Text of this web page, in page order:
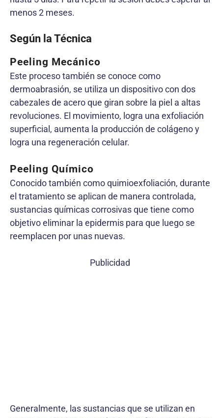
menos 2 meses.
Según la Técnica
Peeling Mecánico
Este proceso también se conoce como
dermoabrasión, se utiliza un dispositivo con dos
cabezales de acero que giran sobre la piel a altas
revoluciones. El movimiento, logra una exfoliación
superficial, aumenta la producción de colágeno y
logra una regeneración celular.
Peeling Químico
Conocido también como quimioexfoliación, durante
el tratamiento se aplican de manera controlada,
sustancias químicas corrosivas que tiene como
objetivo eliminar la epidermis para que luego se
reemplacen por unas nuevas.
Publicidad
Generalmente, las sustancias que se utilizan en